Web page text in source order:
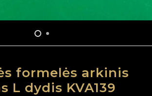
formelės arkinis
L dydis KVA139